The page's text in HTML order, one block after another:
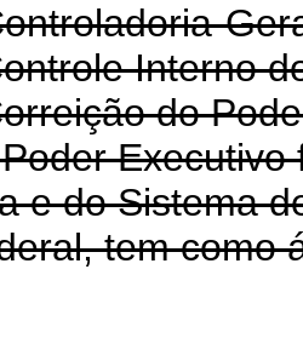
Interno
do
e do Sistema
tem como